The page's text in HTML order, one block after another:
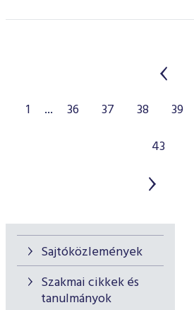
Sajtóközlemények
Szakmai cikkek és
tanulmányok
1 ... 36 37 38 39
43